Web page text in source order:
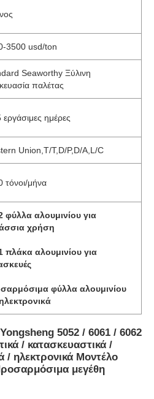
3500 usd/ton
Seaworthy Ξύλινη
παλέτας
ημέρες
Union,T/T,D/P,D/A,L/C
τόνοι/μήνα
φύλλα αλουμινίου για
χρήση
πλάκα αλουμινίου για
φύλλα αλουμινίου
5052 / 6061 / 6062
/ κατασκευαστικά /
/ ηλεκτρονικά Μοντέλο
μεγέθη